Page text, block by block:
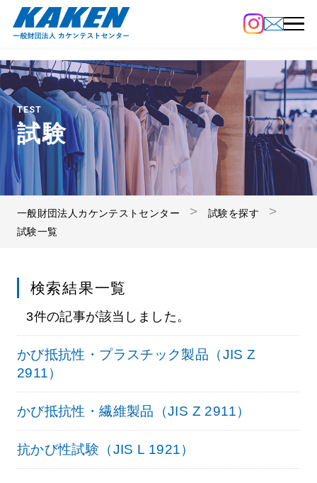
TEST
試験
一般財団法人カケンテストセンター
試験を探す
試験一覧
検索結果一覧
3件の記事が該当しました。
かび抵抗性・プラスチック製品（JIS Z
2911）
かび抵抗性・繊維製品（JIS Z 2911）
抗かび性試験（JIS L 1921）